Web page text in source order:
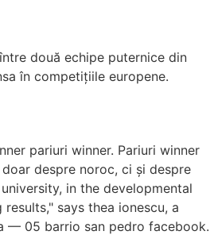
două echipe puternice din
în competițiile europene.
pariuri winner. Pariuri winner
despre noroc, ci și despre
in the developmental
says thea ionescu, a
— 05 barrio san pedro facebook.